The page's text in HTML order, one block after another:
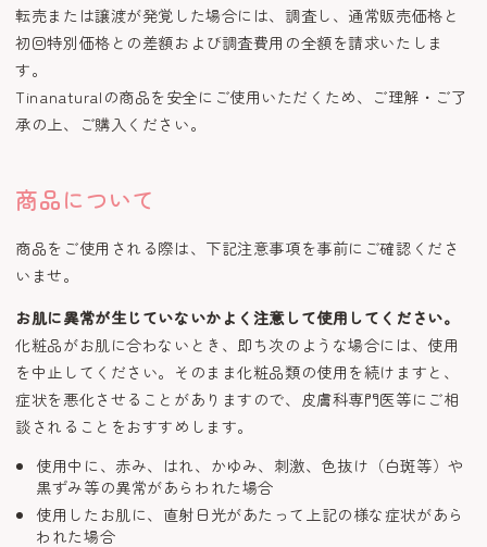
転売または譲渡が発覚した場合には、調査し、通常販売価格と
初回特別価格との差額および調査費用の全額を請求いたしま
す。
Tinanaturalの商品を安全にご使用いただくため、ご理解・ご了
承の上、ご購入ください。
商品について
商品をご使用される際は、下記注意事項を事前にご確認くださ
いませ。
お肌に異常が生じていないかよく注意して使用してください。
化粧品がお肌に合わないとき、即ち次のような場合には、使用
を中止してください。そのまま化粧品類の使用を続けますと、
症状を悪化させることがありますので、皮膚科専門医等にご相
談されることをおすすめします。
使用中に、赤み、はれ、かゆみ、刺激、色抜け（白斑等）や
黒ずみ等の異常があらわれた場合
使用したお肌に、直射日光があたって上記の様な症状があら
われた場合